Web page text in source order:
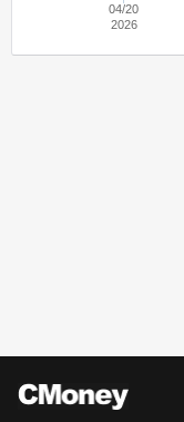
04/20
2026